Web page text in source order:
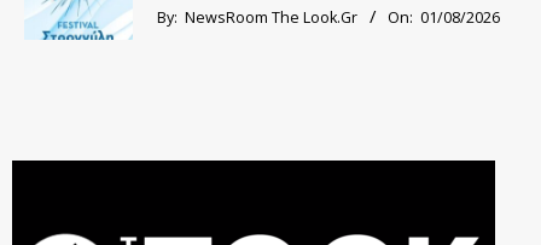
By: NewsRoom The Look.Gr On: 01/08/2026